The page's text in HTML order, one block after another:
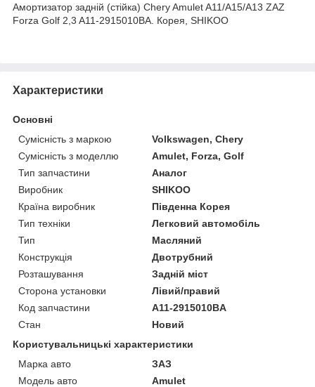
Амортизатор задній (стійка) Chery Amulet A11/A15/A13 ZAZ
Forza Golf 2,3 A11-2915010BA. Корея, SHIKOO
Характеристики
Основні
Сумісність з маркою
Volkswagen, Chery
Сумісність з моделлю
Amulet, Forza, Golf
Тип запчастини
Аналог
Виробник
SHIKOO
Країна виробник
Південна Корея
Тип техніки
Легковий автомобіль
Тип
Масляний
Конструкція
Двотрубний
Розташування
Задній міст
Сторона установки
Лівий/правий
Код запчастини
A11-2915010BA
Стан
Новий
Користувальницькі характеристики
Марка авто
ЗАЗ
Модель авто
Amulet